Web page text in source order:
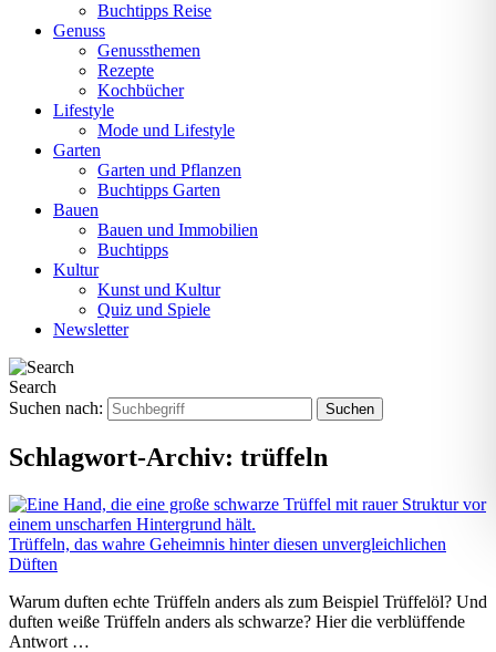
Buchtipps Reise
Genuss
Genussthemen
Rezepte
Kochbücher
Lifestyle
Mode und Lifestyle
Garten
Garten und Pflanzen
Buchtipps Garten
Bauen
Bauen und Immobilien
Buchtipps
Kultur
Kunst und Kultur
Quiz und Spiele
Newsletter
Search
Suchen nach:
Schlagwort-Archiv: trüffeln
Trüffeln, das wahre Geheimnis hinter diesen unvergleichlichen
Düften
Warum duften echte Trüffeln anders als zum Beispiel Trüffelöl? Und
duften weiße Trüffeln anders als schwarze? Hier die verblüffende
Antwort …